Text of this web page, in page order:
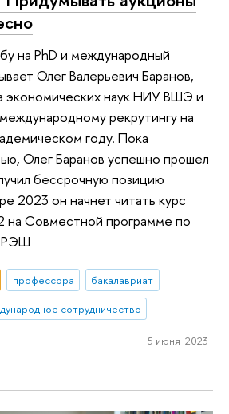
на PhD и международный
Олег Валерьевич Баранов,
экономических наук НИУ ВШЭ и
рекрутингу на
году. Пока
Олег Баранов успешно прошел
бессрочную позицию
2023 он начнет читать курс
на Совместной программе по
РЭШ
профессора
бакалавриат
сотрудничество
5 июня 2023